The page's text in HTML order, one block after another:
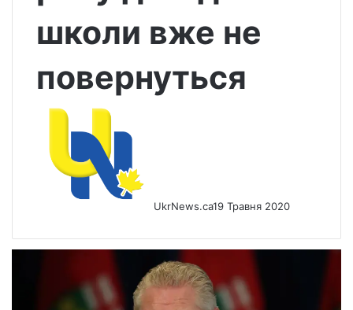
школи вже не
повернуться
UkrNews.ca19 Травня 2020